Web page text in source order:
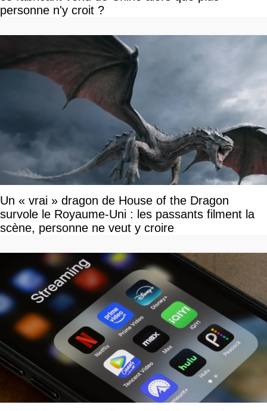
personne n'y croit ?
Un « vrai » dragon de House of the Dragon
survole le Royaume-Uni : les passants filment la
scène, personne ne veut y croire